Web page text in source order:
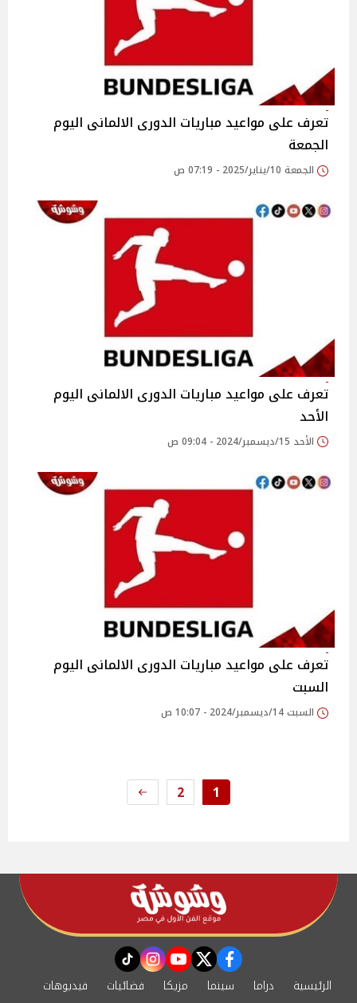
تعرف على مواعيد مباريات الدورى الالمانى اليوم
الجمعة
الجمعة 10/يناير/2025 - 07:19 ص
تعرف على مواعيد مباريات الدورى الالمانى اليوم
الأحد
الأحد 15/ديسمبر/2024 - 09:04 ص
تعرف على مواعيد مباريات الدورى الالمانى اليوم
السبت
السبت 14/ديسمبر/2024 - 10:07 ص
1
2
facebook
twitter
youtube
instagram
tiktok
الرئيسية دراما سينما مزيكا فضائيات فيديوهات